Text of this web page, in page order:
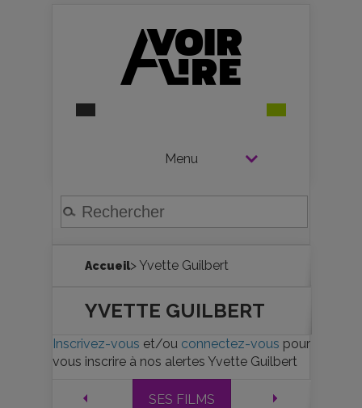
Menu
Accueil> Yvette Guilbert
YVETTE GUILBERT
Inscrivez-vous et/ou connectez-vous pour
vous inscrire à nos alertes Yvette Guilbert
SES FILMS